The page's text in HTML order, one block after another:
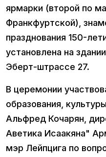
ярмарки (второй по
Франкфуртской),
празднования 150-
установлена на
Эберт-штрассе 27.
В церемонии
образования,
Альфред Кочарян,
Аветика Исаакяна"
мэр Лейпцига по